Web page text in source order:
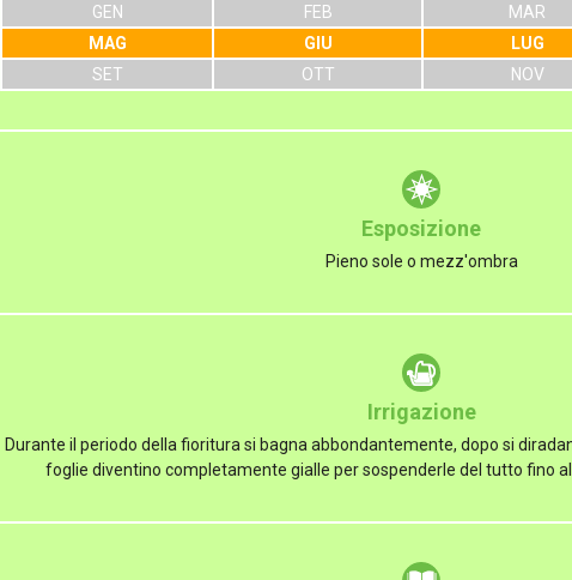
GEN FEB MAR
MAG
GIU LUG
SET
OTT NOV
Esposizione
Pieno sole o mezz'ombra
Irrigazione
Durante il periodo della fioritura si bagna abbondantemente, dopo si
foglie diventino completamente gialle per sospenderle del tutto fino